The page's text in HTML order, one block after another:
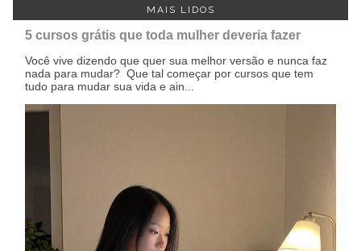
MAIS LIDOS
5 cursos grátis que toda mulher deveria fazer
Você vive dizendo que quer sua melhor versão e nunca faz
nada para mudar? Que tal começar por cursos que tem
tudo para mudar sua vida e ain...